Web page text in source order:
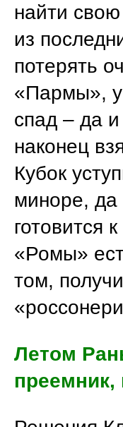
найти
из
потерять
«Пармы»,
спад – да
наконец
Кубок
миноре, да
готовится
«Ромы»
том,
Летом
преемник,